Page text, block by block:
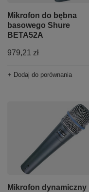
Mikrofon do bębna
basowego Shure
BETA52A
979,21 zł
+ Dodaj do porównania
Mikrofon dynamiczny